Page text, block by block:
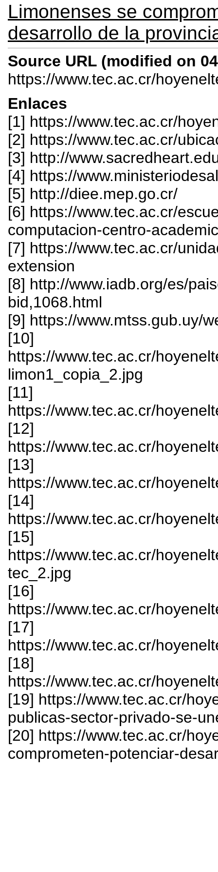
Limonenses se
desarrollo de la
Source URL (modified on
https://www.tec.ac.cr/
Enlaces
[1] https://www.tec.ac.cr/
[2] https://www.tec.ac.cr/
[3] http://
[4] https://
[5] http://diee.mep.go.cr/
[6] https://www.tec.ac.cr/
computacion-centro-
[7] https://www.tec.ac.cr/
extension
[8] http://www.iadb.org/es/
bid,1068.html
[9] https://www.mtss.gub.uy/
[10]
https://www.tec.ac.cr/
limon1_copia_2.jpg
[11]
https://www.tec.ac.cr/
[12]
https://www.tec.ac.cr/
[13]
https://www.tec.ac.cr/
[14]
https://www.tec.ac.cr/
[15]
https://www.tec.ac.cr/
tec_2.jpg
[16]
https://www.tec.ac.cr/
[17]
https://www.tec.ac.cr/
[18]
https://www.tec.ac.cr/
[19] https://www.tec.ac.cr/
publicas-sector-privado-se-
[20] https://www.tec.ac.cr/
comprometen-potenciar-